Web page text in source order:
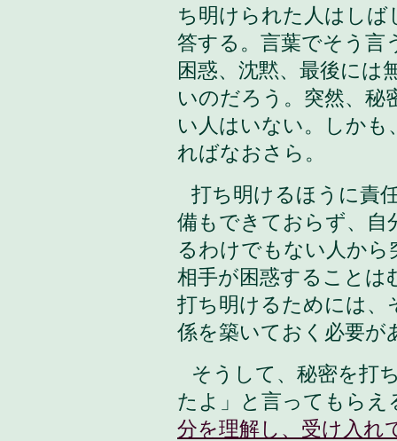
ち明けられた人はし
答する。言葉でそう言
困惑、沈黙、最後には
いのだろう。突然、秘
い人はいない。しかも
ればなおさら。
打ち明けるほうに責
備もできておらず、自
るわけでもない人から
相手が困惑することは
打ち明けるためには、
係を築いておく必要が
そうして、秘密を打
たよ」と言ってもらえ
分を理解し、受け入れ